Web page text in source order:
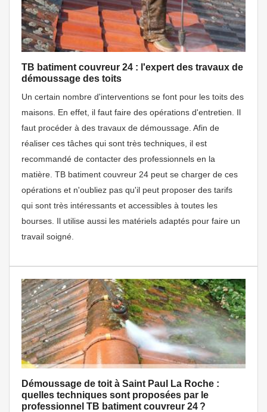
TB batiment couvreur 24 : l'expert des travaux de
démoussage des toits
Un certain nombre d'interventions se font pour les toits des
maisons. En effet, il faut faire des opérations d'entretien. Il
faut procéder à des travaux de démoussage. Afin de
réaliser ces tâches qui sont très techniques, il est
recommandé de contacter des professionnels en la
matière. TB batiment couvreur 24 peut se charger de ces
opérations et n'oubliez pas qu'il peut proposer des tarifs
qui sont très intéressants et accessibles à toutes les
bourses. Il utilise aussi les matériels adaptés pour faire un
travail soigné.
Démoussage de toit à Saint Paul La Roche :
quelles techniques sont proposées par le
professionnel TB batiment couvreur 24 ?